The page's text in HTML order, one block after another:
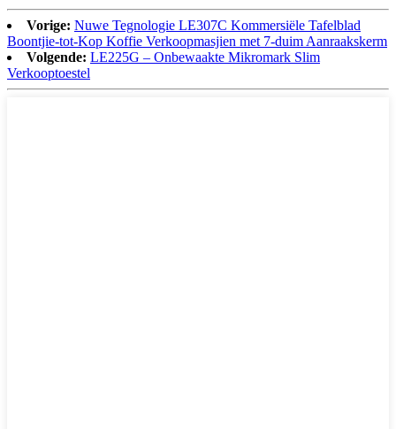
Vorige: Nuwe Tegnologie LE307C Kommersiële Tafelblad
Boontjie-tot-Kop Koffie Verkoopmasjien met 7-duim Aanraakskerm
Volgende: LE225G – Onbewaakte Mikromark Slim
Verkooptoestel